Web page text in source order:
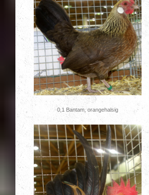
0,1 Bantam, orangehalsig